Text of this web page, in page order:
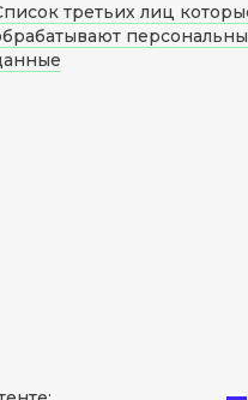
третьих лиц